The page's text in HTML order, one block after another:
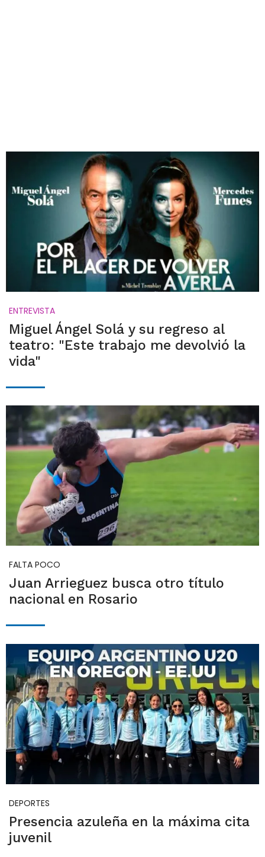
ENTREVISTA
Miguel Ángel Solá y su regreso al
teatro: "Este trabajo me devolvió la
vida"
FALTA POCO
Juan Arrieguez busca otro título
nacional en Rosario
DEPORTES
Presencia azuleña en la máxima cita
juvenil